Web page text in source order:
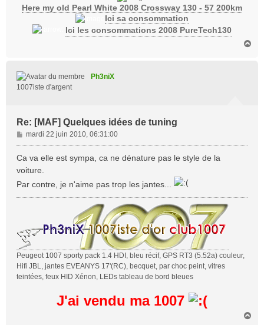
Here my old Pearl White 2008 Crossway 130 - 57 200km
Ici sa consommation
Ici les consommations 2008 PureTech130
Ph3niX
1007iste d'argent
Re: [MAF] Quelques idées de tuning
M
e
s
s
g
e
mardi 22 juin 2010, 06:31:00
Ca va elle est sympa, ca ne dénature pas le style de la
voiture.
Par contre, je n'aime pas trop les jantes...
Peugeot 1007 sporty pack 1.4 HDI, bleu récif, GPS RT3 (5.52a) couleur,
Hifi JBL, jantes EVEANYS 17'(RC), becquet, par choc peint, vitres
teintées, feux HID Xénon, LEDs tableau de bord bleues
J'ai vendu ma 1007